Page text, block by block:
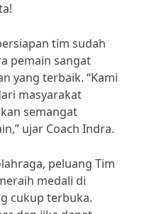
tim sudah
pemain sangat
yang terbaik. “Kami
masyarakat
semangat
ujar Coach Indra.
peluang Tim
medali di
cukup terbuka.